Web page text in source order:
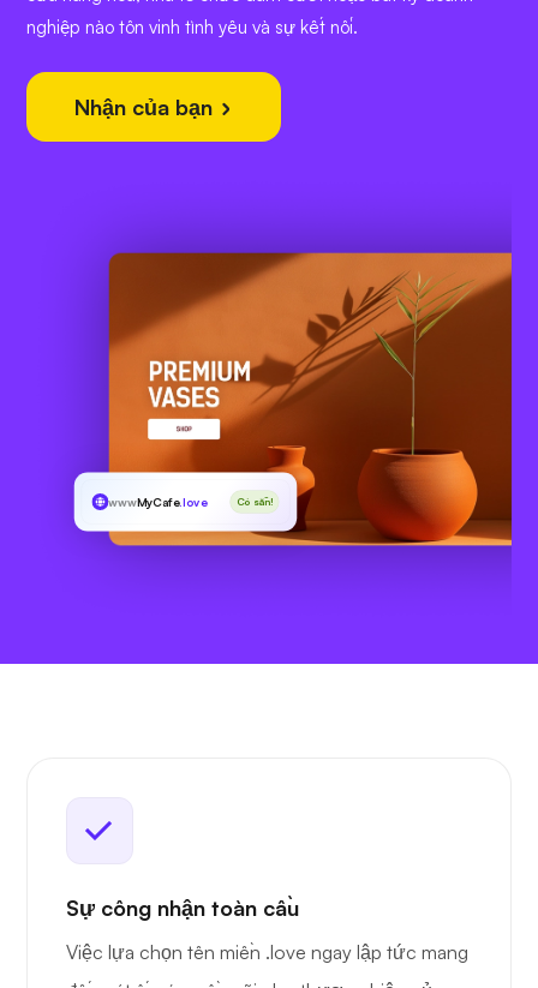
nghiệp nào tôn vinh tình yêu và sự kết nối.
Nhận của bạn
wwwMyCafe.love Có sẵn!
Sự công nhận toàn cầu
Việc lựa chọn tên miền .love ngay lập tức mang